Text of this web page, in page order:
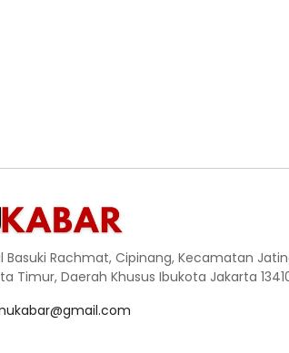
Basuki Rachmat, Cipinang, Kecamatan
Timur, Daerah Khusus Ibukota Jakarta